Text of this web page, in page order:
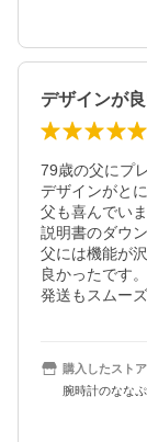
デザインが良
79歳の父にプ
デザインがと
父も喜んでいま
説明書のダウ
父には機能が
良かったです。
発送もスムー
購入したストア
腕時計のなな